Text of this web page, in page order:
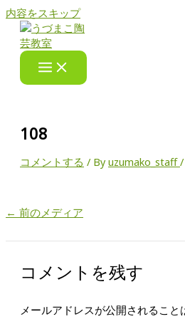
内容をスキップ
108
コメントする / Byuzumako_staff/
← 前のメディア
コメントを残す
メールアドレスが公開されること